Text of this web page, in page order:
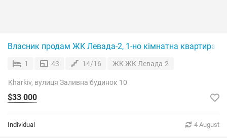
Власник продам ЖК Левада-2, 1-но кімнатна
1 43 14/16 ЖК ЖК Левада-2
Kharkiv, вулиця Заливна будинок 10
$33 000
Individual 4 August